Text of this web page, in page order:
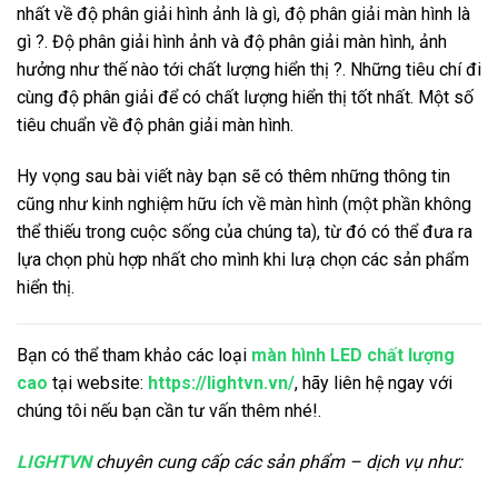
nhất về độ phân giải hình ảnh là gì, độ phân giải màn hình là
gì ?. Độ phân giải hình ảnh và độ phân giải màn hình, ảnh
hưởng như thế nào tới chất lượng hiển thị ?. Những tiêu chí đi
cùng độ phân giải để có chất lượng hiển thị tốt nhất. Một số
tiêu chuẩn về độ phân giải màn hình.
Hy vọng sau bài viết này bạn sẽ có thêm những thông tin
cũng như kinh nghiệm hữu ích về màn hình (một phần không
thể thiếu trong cuộc sống của chúng ta), từ đó có thể đưa ra
lựa chọn phù hợp nhất cho mình khi lưạ chọn các sản phẩm
hiển thị.
Bạn có thể tham khảo các loại màn hình LED chất lượng
cao tại website: https://lightvn.vn/, hãy liên hệ ngay với
chúng tôi nếu bạn cần tư vấn thêm nhé!.
LIGHTVNchuyên cung cấp các sản phẩm – dịch vụ như: